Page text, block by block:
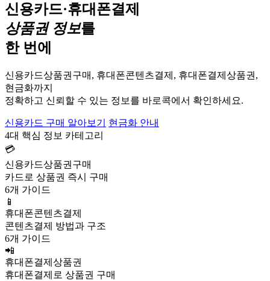
신용카드·휴대폰결제
상품권 정보를
한 번에
신용카드상품권구매, 휴대폰콘텐츠결제, 휴대폰결제상품권,
현금화까지
정확하고 신뢰할 수 있는 정보를 바로콕에서 확인하세요.
신용카드 구매 알아보기
현금화 안내
4대 핵심 정보 카테고리
💳
신용카드상품권구매
카드로 상품권 즉시 구매
6개 가이드
📱
휴대폰콘텐츠결제
콘텐츠결제 방법과 구조
6개 가이드
📲
휴대폰결제상품권
휴대폰결제로 상품권 구매